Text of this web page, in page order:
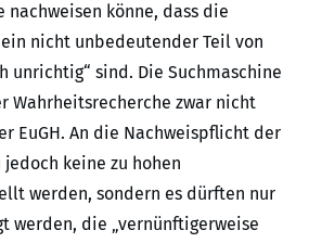
nachweisen könne, dass die
nicht unbedeutender Teil von
unrichtig“ sind. Die Suchmaschine
Wahrheitsrecherche zwar nicht
EuGH. An die Nachweispflicht der
keine zu hohen
werden, sondern es dürften nur
werden, die „vernünftigerweise